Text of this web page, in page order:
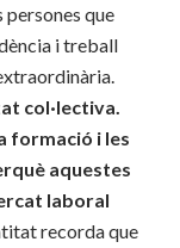
persones que
i treball
col·lectiva.
formació i les
aquestes
laboral
recorda que